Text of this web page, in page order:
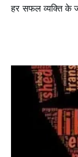
हर सफल व्यक्ति के